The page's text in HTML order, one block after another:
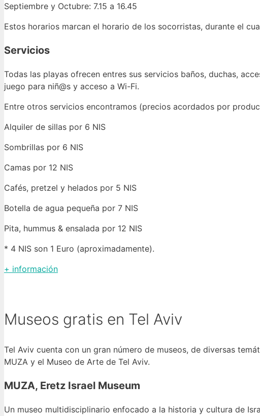
Septiembre y Octubre: 7.15 a 16.45
Estos horarios marcan el horario de los socorristas, durante el
Servicios
Todas las playas ofrecen entres sus servicios baños, duchas,
juego para niñ@s y acceso a Wi-Fi.
Entre otros servicios encontramos (precios acordados por
Alquiler de sillas por 6 NIS
Sombrillas por 6 NIS
Camas por 12 NIS
Cafés, pretzel y helados por 5 NIS
Botella de agua pequeña por 7 NIS
Pita, hummus & ensalada por 12 NIS
* 4 NIS son 1 Euro (aproximadamente).
+ información
Museos gratis en Tel Aviv
Tel Aviv cuenta con un gran número de museos, de diversas
MUZA y el Museo de Arte de Tel Aviv.
MUZA, Eretz Israel Museum
Un museo multidisciplinario enfocado a la historia y cultura de